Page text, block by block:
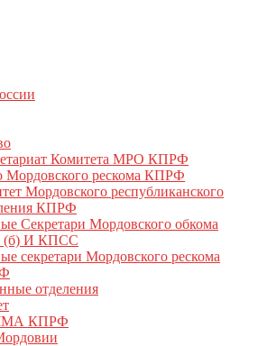
Комитета МРО КПРФ
Мордовского рескома КПРФ
Мордовского республиканского
КПРФ
Секретари Мордовского обкома
И КПСС
секретари Мордовского рескома
отделения
КПРФ